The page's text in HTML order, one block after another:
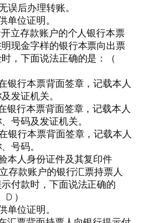
误后办理转账。
单位证明。
立存款账户的个人银行本票
现金字样的银行本票向出票
，下面说法正确的是：（
银行本票背面签章，记载本人
发证机关。
银行本票背面签章，记载本人
号码及发证机关。
银行本票背面签章，记载本人
号码。
本人身份证件及其复印件
存款账户的银行汇票持票人
付款时，下面说法正确的
）
单位证明。